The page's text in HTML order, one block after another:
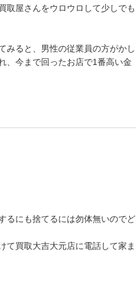
取屋さんをウロウロして少しでも
みると、男性の従業員の方がかし
、今まで回ったお店で1番高い金
るにも捨てるには勿体無いのでど
て買取大吉大元店に電話して家ま